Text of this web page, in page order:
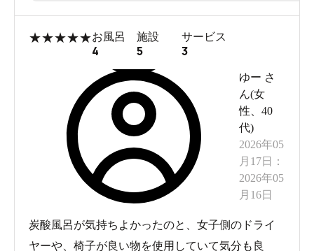
★★★★★お風呂
4
施設
5
サービス
3
ゆー さ
ん(女
性
40
代)
2026年05
月17日
：
2026年05
月16日
炭酸風呂が気持ちよかったのと、女子側のドライ
ヤーや、椅子が良い物を使用していて気分も良